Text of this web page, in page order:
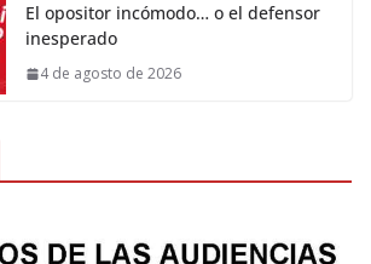
El opositor incómodo… o el defensor
inesperado
4 de agosto de 2026